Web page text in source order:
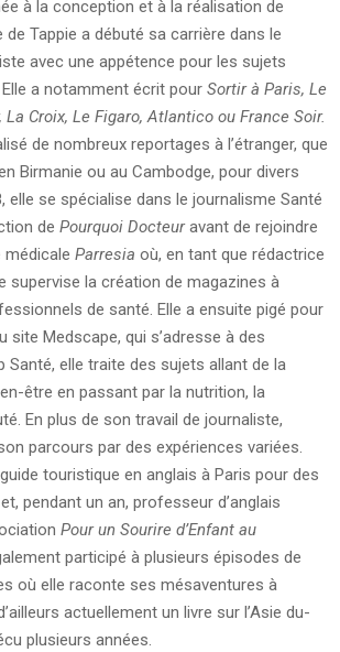
à la conception et à la réalisation de
de Tappie a débuté sa carrière dans le
avec une appétence pour les sujets
a notamment écrit pour Sortir à Paris, Le
La Croix, Le Figaro, Atlantico ou France Soir.
de nombreux reportages à l’étranger, que
Birmanie ou au Cambodge, pour divers
elle se spécialise dans le journalisme Santé
de Pourquoi Docteuravant de rejoindre
médicale Parresia où, en tant que rédactrice
supervise la création de magazines à
de santé. Elle a ensuite pigé pour
site Medscape, qui s’adresse à des
Santé, elle traite des sujets allant de la
être en passant par la nutrition, la
En plus de son travail de journaliste,
parcours par des expériences variées.
touristique en anglais à Paris pour des
pendant un an, professeur d’anglais
Pour un Sourire d’Enfant au
participé à plusieurs épisodes de
où elle raconte ses mésaventures à
actuellement un livre sur l’Asie du-
plusieurs années.